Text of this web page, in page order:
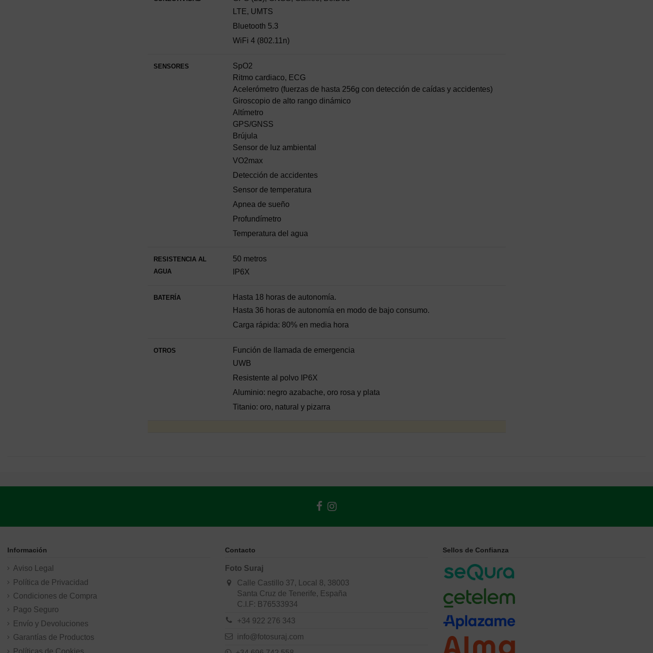
LTE, UMTS
Bluetooth 5.3
WiFi 4 (802.11n)
SENSORES
SpO2
Ritmo cardiaco, ECG
Acelerómetro (fuerzas de hasta 256g con detección de caídas y accidentes)
Giroscopio de alto rango dinámico
Altímetro
GPS/GNSS
Brújula
Sensor de luz ambiental
VO2max
Detección de accidentes
Sensor de temperatura
Apnea de sueño
Profundímetro
Temperatura del agua
RESISTENCIA AL
AGUA
50 metros
IP6X
BATERÍA
Hasta 18 horas de autonomía.
Hasta 36 horas de autonomía en modo de bajo consumo.
Carga rápida: 80% en media hora
OTROS
Función de llamada de emergencia
UWB
Resistente al polvo IP6X
Aluminio: negro azabache, oro rosa y plata
Titanio: oro, natural y pizarra
Información
Aviso Legal
Política de Privacidad
Condiciones de Compra
Pago Seguro
Envío y Devoluciones
Garantías de Productos
Políticas de Cookies
Contacto
Foto Suraj
Calle Castillo 37, Local 8, 38003
Santa Cruz de Tenerife, España
C.I.F: B76533934
+34 922 276 343
info@fotosuraj.com
Sellos de Confianza